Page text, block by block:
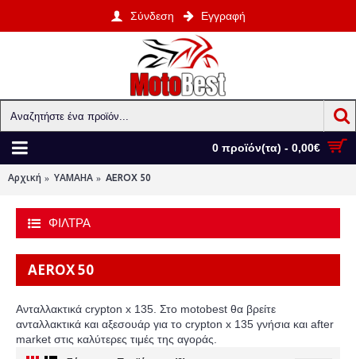
Σύνδεση Εγγραφή
0 προϊόν(τα) - 0,00€
Αρχική YAMAHA AEROX 50
ΦΙΛΤΡΑ
AEROX 50
Ανταλλακτικά crypton x 135. Στο motobest θα βρείτε
ανταλλακτικά και αξεσουάρ για το crypton x 135 γνήσια και after
market στις καλύτερες τιμές της αγοράς.